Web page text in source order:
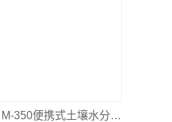
美国Aquaterr M-350便携式土壤水分速测仪